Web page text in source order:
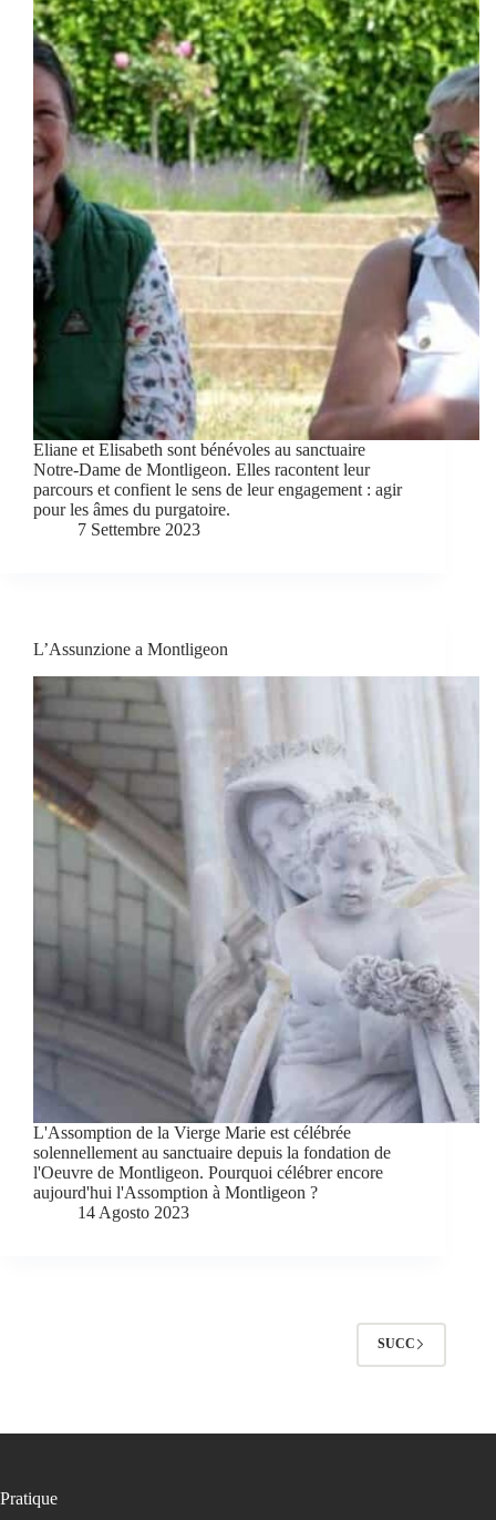
Eliane et Elisabeth sont bénévoles au sanctuaire
Notre-Dame de Montligeon. Elles racontent leur
parcours et confient le sens de leur engagement : agir
pour les âmes du purgatoire.
7 Settembre 2023
L’Assunzione a Montligeon
L'Assomption de la Vierge Marie est célébrée
solennellement au sanctuaire depuis la fondation de
l'Oeuvre de Montligeon. Pourquoi célébrer encore
aujourd'hui l'Assomption à Montligeon ?
14 Agosto 2023
SUCC
Pratique